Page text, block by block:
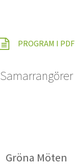
PROGRAM I PDF
Samarrangörer
Gröna Möten